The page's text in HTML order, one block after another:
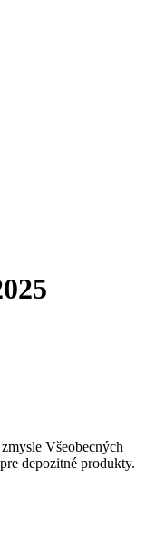
Všeobecných
depozitné produkty.